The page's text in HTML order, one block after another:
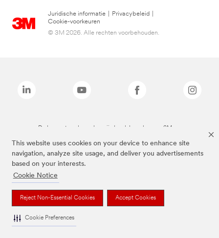
This website uses cookies on your device to enhance site
navigation, analyze site usage, and deliver you advertisements
based on your interests.
Cookie Notice
Reject Non-Essential Cookies Accept Cookies
Cookie Preferences
Juridische informatie Privacybeleid
Cookie-voorkeuren
© 3M 2026. Alle rechten voorbehouden.
De bovenstaande merken zijn handelsmerken van 3M.we